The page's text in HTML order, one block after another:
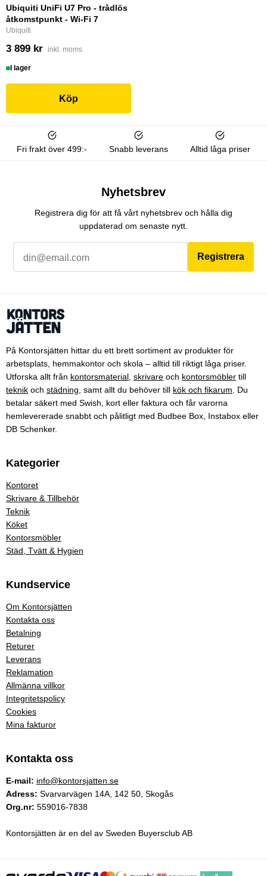
Ubiquiti UniFi U7 Pro - trådlös
åtkomstpunkt - Wi-Fi 7
Ubiquiti
3 899 kr inkl. moms
I lager
Köp
Fri frakt över 499:- Snabb leverans Alltid låga priser
Nyhetsbrev
Registrera dig för att få vårt nyhetsbrev och hålla dig
uppdaterad om senaste nytt.
Registrera
På Kontorsjätten hittar du ett brett sortiment av produkter för
arbetsplats, hemmakontor och skola – alltid till riktigt låga priser.
Utforska allt från kontorsmaterial skrivare och kontorsmöbler till
teknik och städning , samt allt du behöver till kök och fikarum . Du
betalar säkert med Swish, kort eller faktura och får varorna
hemlevererade snabbt och pålitligt med Budbee Box, Instabox eller
DB Schenker.
Kategorier
Kontoret
Skrivare & Tillbehör
Teknik
Köket
Kontorsmöbler
Städ, Tvätt & Hygien
Kundservice
Om Kontorsjätten
Kontakta oss
Betalning
Returer
Leverans
Reklamation
Allmänna villkor
Integritetspolicy
Cookies
Mina fakturor
Kontakta oss
E-mail: info@kontorsjatten.se
Adress: Svarvarvägen 14A, 142 50, Skogås
Org.nr: 559016-7838
Kontorsjätten är en del av Sweden Buyersclub AB